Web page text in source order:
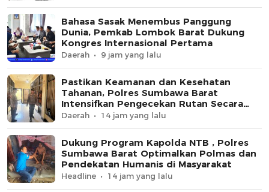
Bahasa Sasak Menembus Panggung
Dunia, Pemkab Lombok Barat Dukung
Kongres Internasional Pertama
Daerah 9 jam yang lalu
Pastikan Keamanan dan Kesehatan
Tahanan, Polres Sumbawa Barat
Intensifkan Pengecekan Rutan Secara
Berkala
Daerah 14 jam yang lalu
Dukung Program Kapolda NTB , Polres
Sumbawa Barat Optimalkan Polmas dan
Pendekatan Humanis di Masyarakat
Headline 14 jam yang lalu